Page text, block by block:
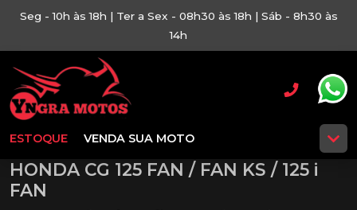
Seg - 10h às 18h | Ter a Sex - 08h30 às 18h | Sáb - 8h30 às
14h
ESTOQUE VENDA SUA MOTO
HONDA CG 125 FAN / FAN KS / 125 i
FAN